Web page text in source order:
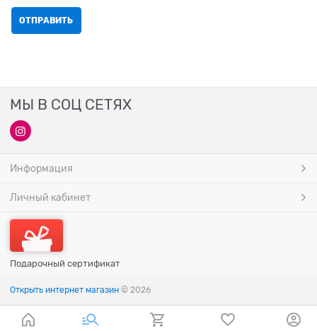
МЫ В СОЦ СЕТЯХ
Информация
Личный кабинет
Подарочный сертификат
Открыть интернет магазин © 2026